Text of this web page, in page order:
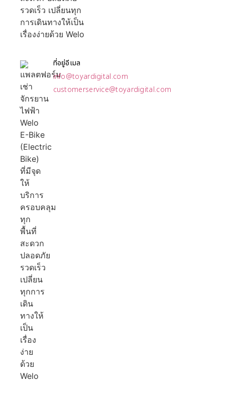
ที่อยู่อีเมล
info@toyardigital.com
customerservice@toyardigital.com